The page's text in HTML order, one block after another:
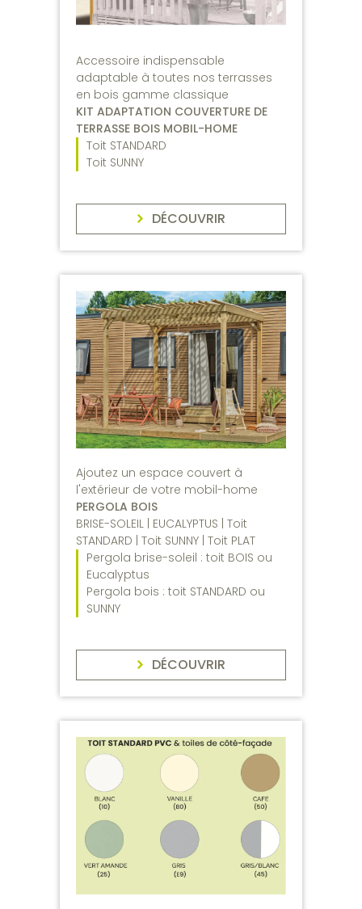
Accessoire indispensable
adaptable à toutes nos terrasses
en bois gamme classique
KIT ADAPTATION COUVERTURE DE
TERRASSE BOIS MOBIL-HOME
Toit STANDARD
Toit SUNNY
DÉCOUVRIR
Ajoutez un espace couvert à
l'extérieur de votre mobil-home
PERGOLA BOIS
BRISE-SOLEIL | EUCALYPTUS | Toit
STANDARD | Toit SUNNY | Toit PLAT
Pergola brise-soleil : toit BOIS ou
Eucalyptus
Pergola bois : toit STANDARD ou
SUNNY
DÉCOUVRIR